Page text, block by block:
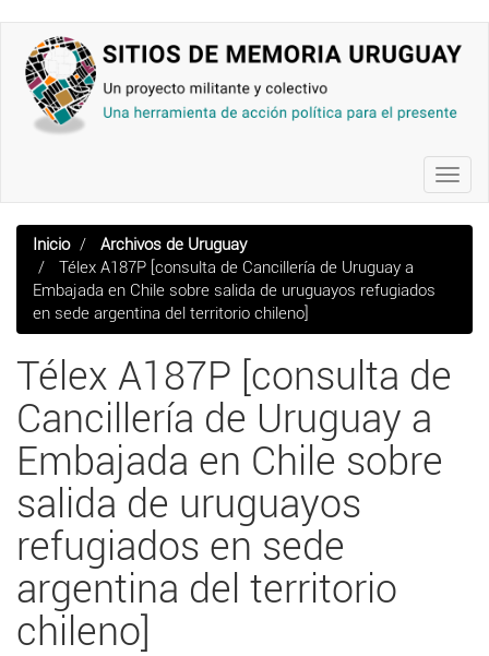
contenido
principal
Inicio
Archivos de Uruguay
Télex A187P [consulta de Cancillería de Uruguay a
Embajada en Chile sobre salida de uruguayos refugiados
en sede argentina del territorio chileno]
Télex A187P [consulta de
Cancillería de Uruguay a
Embajada en Chile sobre
salida de uruguayos
refugiados en sede
argentina del territorio
chileno]